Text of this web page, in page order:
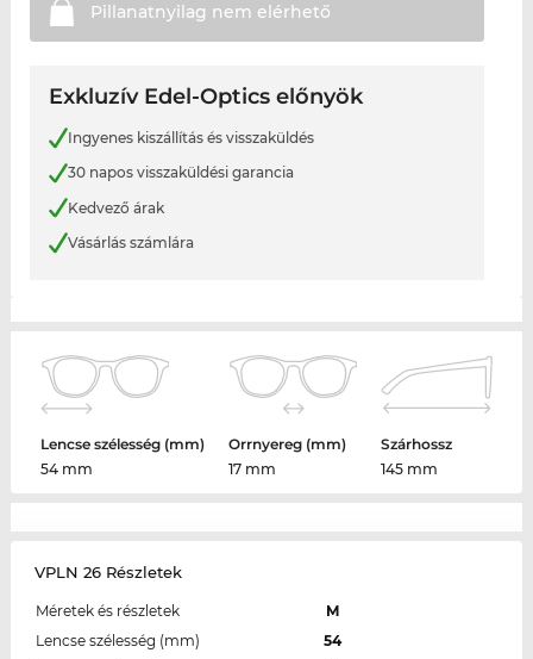
Pillanatnyilag nem elérhető
Exkluzív Edel-Optics előnyök
Ingyenes kiszállítás és visszaküldés
30 napos visszaküldési garancia
Kedvező árak
Vásárlás számlára
Lencse szélesség (mm)
54 mm
Orrnyereg (mm)
17 mm
Szárhossz
145 mm
VPLN 26 Részletek
Méretek és részletek
M
Lencse szélesség (mm)
54